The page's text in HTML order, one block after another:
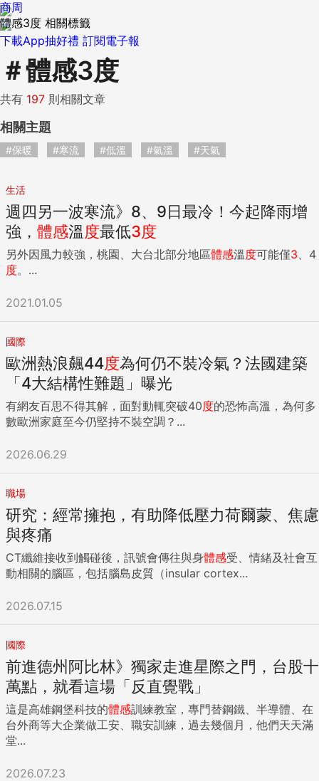
下載App抽好禮 訂閱電子報
商周
體感3度 相關標籤
＃體感3度
共有 197 則相關文章
相關主題
#保暖 #寒流 #低溫 #氣溫 #天氣
生活
週四另一波寒流》8、9日最冷！今起降雨增
強， 體感溫度最低3度
另外因風力較強，桃園、大台北部分地區體感溫 度可能僅3 、4
度。...
2021.01.05
國際
歐洲熱浪飆44度為何仍不裝冷氣？法國建築
「4大結構性難題」曝光
有網友百思不得其解，面對動輒突破40度的恐怖高溫，為何多
數歐洲家庭至今仍堅持不裝空調？...
2026.06.29
職場
研究：經常擁抱，有助降低壓力荷爾蒙、焦慮
與疼痛
CT纖維接收到觸碰後，訊號會傳往與身體感受、情緒及社會互
動相關的腦區，包括腦島皮質（insular cortex...
2026.07.15
國際
前進德州阿比林》獨家走進星際之門，台股十
萬點，就看這場「反直覺戰」
這是高雄鋼堡科技的體感訓練教室，專門替鋼鐵、半導體、在
台外商等大企業做工安、職安訓練，過去幾個月，他們天天滿
堂...
2026.07.23